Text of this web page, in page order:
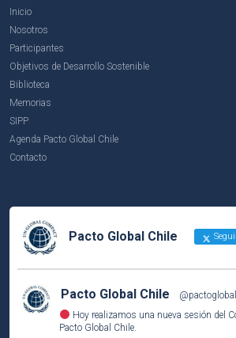
Inicio
Nosotros
Participantes
Objetivos de Desarrollo Sostenible
Biblioteca
Memorias
SIPP
Agenda Pacto Global Chile
Contacto
Pacto Global Chile
Pacto Global Chile @pactoglobal
Hoy realizamos una nueva sesión del
Pacto Global Chile.